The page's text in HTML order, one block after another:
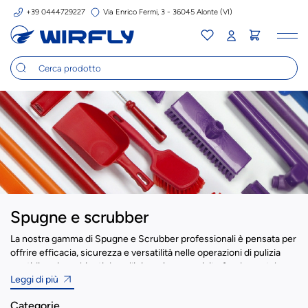
+39 0444729227 Via Enrico Fermi, 3 - 36045 Alonte (VI)
Spugne e scrubber
La nostra gamma di Spugne e Scrubber professionali è pensata per
offrire efficacia, sicurezza e versatilità nelle operazioni di pulizia
quotidiana in ambienti dove l’igiene è un requisito fondamentale.
Utilizzabili in contesti altamente regolamentati come l’industria
Leggi di più